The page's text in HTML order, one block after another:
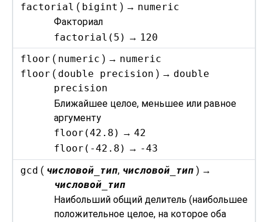
factorial ( bigint ) → numeric
Факториал
factorial(5) → 120
floor ( numeric ) → numeric
floor ( double precision ) → double
precision
Ближайшее целое, меньшее или равное
аргументу
floor(42.8) →42
floor(-42.8) → -43
gcd ( числовой_тип, числовой_тип ) →
числовой_тип
Наибольший общий делитель (наибольшее
положительное целое, на которое оба